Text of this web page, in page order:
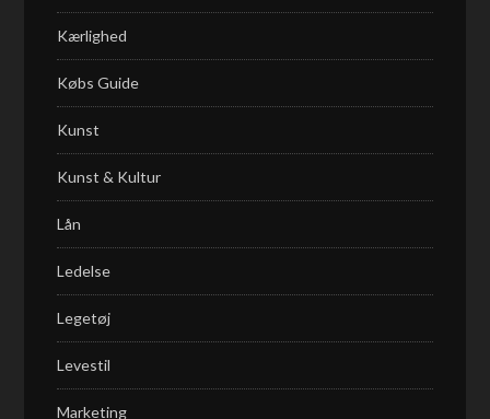
Kærlighed
Købs Guide
Kunst
Kunst & Kultur
Lån
Ledelse
Legetøj
Levestil
Marketing